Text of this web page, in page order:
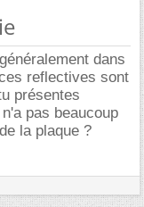
dans
reflectives sont
présentes
pas beaucoup
la plaque ?